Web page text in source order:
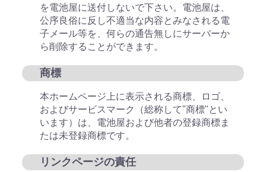
を電池屋に送付しないで下さい。電池屋は、
公序良俗に反し不適当な内容とみなされる電
子メール等を、何らの通告無しにサーバーか
ら削除することができます。
商標
本ホームページ上に表示される商標、ロゴ、
およびサービスマーク（総称して"商標"とい
います）は、電池屋および他者の登録商標ま
たは未登録商標です。
リンクページの責任